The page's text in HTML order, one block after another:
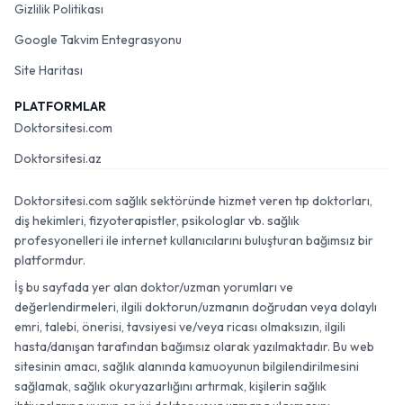
Gizlilik Politikası
Google Takvim Entegrasyonu
Site Haritası
PLATFORMLAR
Doktorsitesi.com
Doktorsitesi.az
Doktorsitesi.com sağlık sektöründe hizmet veren tıp doktorları,
diş hekimleri, fizyoterapistler, psikologlar vb. sağlık
profesyonelleri ile internet kullanıcılarını buluşturan bağımsız bir
platformdur.
İş bu sayfada yer alan doktor/uzman yorumları ve
değerlendirmeleri, ilgili doktorun/uzmanın doğrudan veya dolaylı
emri, talebi, önerisi, tavsiyesi ve/veya ricası olmaksızın, ilgili
hasta/danışan tarafından bağımsız olarak yazılmaktadır. Bu web
sitesinin amacı, sağlık alanında kamuoyunun bilgilendirilmesini
sağlamak, sağlık okuryazarlığını artırmak, kişilerin sağlık